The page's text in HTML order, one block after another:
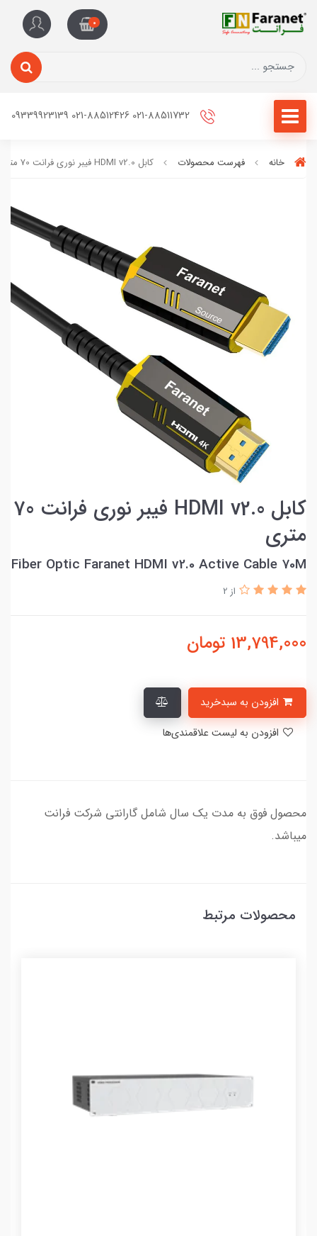
0
خانه فهرست محصولات کابل HDMI v2.0 فیبر نوری فرانت 70 متری
کابل HDMI v2.0 فیبر نوری فرانت 70
متری
Fiber Optic Faranet HDMI v2.0 Active Cable 70M
از 2
13,794,000 تومان
محصول فوق به مدت یک سال شامل گارانتی شرکت فرانت
میباشد.
محصولات مرتبط